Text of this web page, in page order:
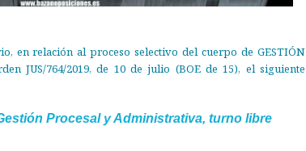
en relación al proceso selectivo del cuerpo de GESTIÓN
JUS/764/2019, de 10 de julio (BOE de 15), el siguiente
Procesal y Administrativa, turno libre